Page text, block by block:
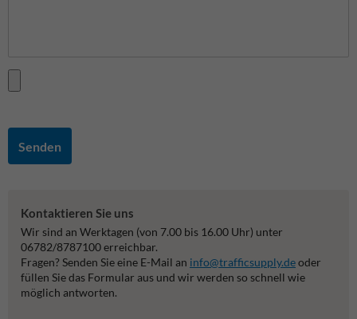
Senden
Kontaktieren Sie uns
Wir sind an Werktagen (von 7.00 bis 16.00 Uhr) unter
06782/8787100 erreichbar.
Fragen? Senden Sie eine E-Mail an info@trafficsupply.deoder
füllen Sie das Formular aus und wir werden so schnell wie
möglich antworten.